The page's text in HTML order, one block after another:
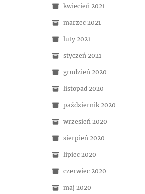
kwiecień 2021
marzec 2021
luty 2021
styczeń 2021
grudzień 2020
listopad 2020
październik 2020
wrzesień 2020
sierpień 2020
lipiec 2020
czerwiec 2020
maj 2020